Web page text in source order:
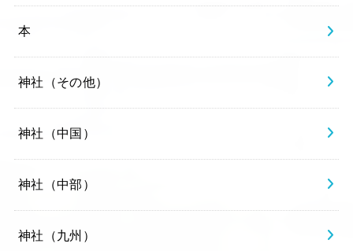
本
神社（その他）
神社（中国）
神社（中部）
神社（九州）